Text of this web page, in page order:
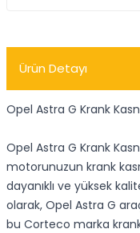
Ürün Detayı
Opel Astra G Krank
Opel Astra G Krank
motorunuzun krank
dayanıklı ve yüksek
olarak, Opel Astra G
bu Corteco marka krank